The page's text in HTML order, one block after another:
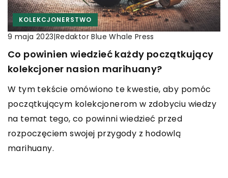
KOLEKCJONERSTWO
9 maja 2023|Redaktor Blue Whale Press
Co powinien wiedzieć każdy początkujący
kolekcjoner nasion marihuany?
W tym tekście omówiono te kwestie, aby pomóc
początkującym kolekcjonerom w zdobyciu wiedzy
na temat tego, co powinni wiedzieć przed
rozpoczęciem swojej przygody z hodowlą
marihuany.